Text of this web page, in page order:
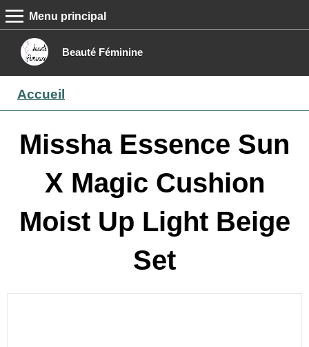
Beauté Féminine
MENU PRINCIPAL
Menu principal
Boutique
Contact
Accueil
Missha Essence Sun
X Magic Cushion
Moist Up Light Beige
Set